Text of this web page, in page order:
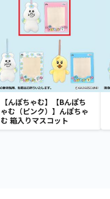
【んぽちゃむ】【Bんぽち
ゃむ（ピンク）】んぽちゃ
む 箱入りマスコット